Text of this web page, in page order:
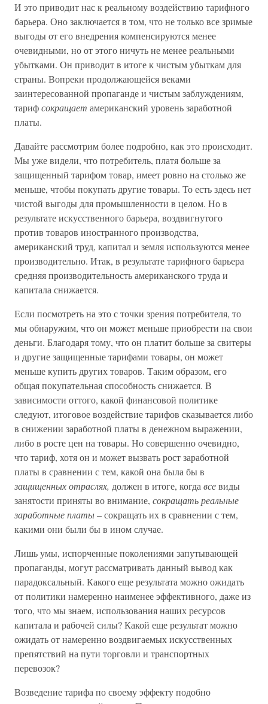
И это приводит нас к реальному воздействию тарифного
барьера. Оно заключается в том, что не только все зримые
выгоды от его внедрения компенсируются менее
очевидными, но от этого ничуть не менее реальными
убытками. Он приводит в итоге к чистым убыткам для
страны. Вопреки продолжающейся веками
заинтересованной пропаганде и чистым заблуждениям,
тарифсокращает американский уровень заработной
платы.
Давайте рассмотрим более подробно, как это происходит.
Мы уже видели, что потребитель, платя больше за
защищенный тарифом товар, имеет ровно на столько же
меньше, чтобы покупать другие товары. То есть здесь нет
чистой выгоды для промышленности в целом. Но в
результате искусственного барьера, воздвигнутого
против товаров иностранного производства,
американский труд, капитал и земля используются менее
производительно. Итак, в результате тарифного барьера
средняя производительность американского труда и
капитала снижается.
Если посмотреть на это с точки зрения потребителя, то
мы обнаружим, что он может меньше приобрести на свои
деньги. Благодаря тому, что он платит больше за свитеры
и другие защищенные тарифами товары, он может
меньше купить других товаров. Таким образом, его
общая покупательная способность снижается. В
зависимости оттого, какой финансовой политике
следуют, итоговое воздействие тарифов сказывается либо
в снижении заработной платы в денежном выражении,
либо в росте цен на товары. Но совершенно очевидно,
что тариф, хотя он и может вызвать рост заработной
платы в сравнении с тем, какой она была бы в
защищенных отраслях, должен в итоге, когда всевиды
занятости приняты во внимание, сокращать реальные
заработные платы– сокращать их в сравнении с тем,
какими они были бы в ином случае.
Лишь умы, испорченные поколениями запутывающей
пропаганды, могут рассматривать данный вывод как
парадоксальный. Какого еще результата можно ожидать
от политики намеренно наименее эффективного, даже из
того, что мы знаем, использования наших ресурсов
капитала и рабочей силы? Какой еще результат можно
ожидать от намеренно воздвигаемых искусственных
препятствий на пути торговли и транспортных
перевозок?
Возведение тарифа по своему эффекту подобно